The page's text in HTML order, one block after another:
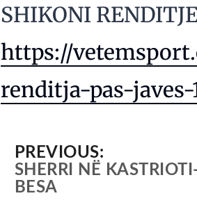
SHIKONI
https://
renditja-pas-javes-
PREVIOUS:
SHERRI NË
BESA